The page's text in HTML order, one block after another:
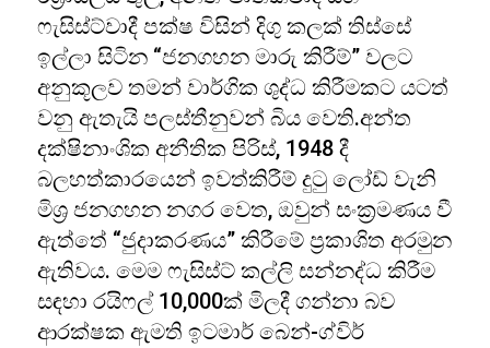
ෆැසිස්ට්වාදී පක්ෂ විසින් දිගු කලක් තිස්සේ
ඉල්ලා සිටින “ජනගහන මාරු කිරීම්” වලට
අනුකූලව තමන් වාර්ගික ශුද්ධ කිරීමකට යටත්
වනු ඇතැයි පලස්තීනුවන් බිය වෙති.අන්ත
දක්ෂිනාංශික අනීතික පිරිස්, 1948 දී
බලහත්කාරයෙන් ඉවත්කිරීම් දුටු ලෝඩ් වැනි
මිශ්‍ර ජනගහන නගර වෙත, ඔවුන් සංක්‍රමණය වී
ඇත්තේ “ජුදාකරණය” කිරීමේ ප්‍රකාශිත අරමුන
ඇතිවය. මෙම ෆැසිස්ට් කල්ලි සන්නද්ධ කිරීම
සඳහා රයිෆල් 10,000ක් මිලදී ගන්නා බව
ආරක්ෂක ඇමති ඉටමාර් බෙන්-ග්විර්